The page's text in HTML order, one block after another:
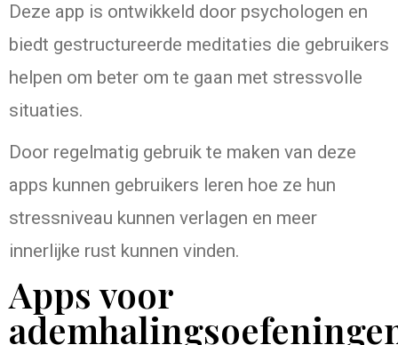
Deze app is ontwikkeld door psychologen en
biedt gestructureerde meditaties die gebruikers
helpen om beter om te gaan met stressvolle
situaties.
Door regelmatig gebruik te maken van deze
apps kunnen gebruikers leren hoe ze hun
stressniveau kunnen verlagen en meer
innerlijke rust kunnen vinden.
Apps voor